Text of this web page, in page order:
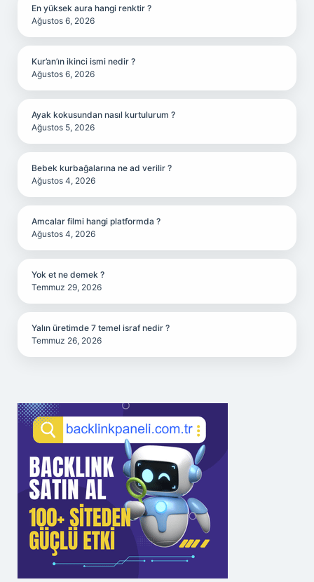
En yüksek aura hangi renktir ?
Ağustos 6, 2026
Kur’an’ın ikinci ismi nedir ?
Ağustos 6, 2026
Ayak kokusundan nasıl kurtulurum ?
Ağustos 5, 2026
Bebek kurbağalarına ne ad verilir ?
Ağustos 4, 2026
Amcalar filmi hangi platformda ?
Ağustos 4, 2026
Yok et ne demek ?
Temmuz 29, 2026
Yalın üretimde 7 temel israf nedir ?
Temmuz 26, 2026